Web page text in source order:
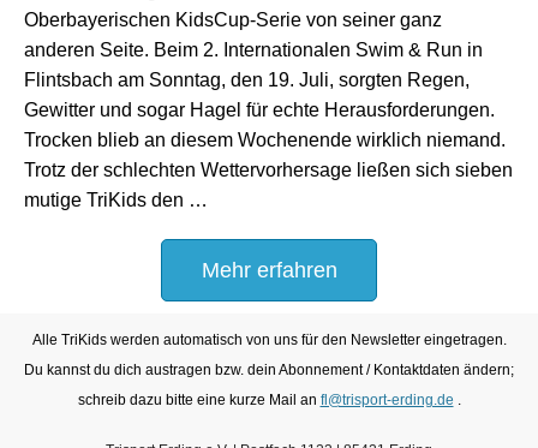
Oberbayerischen KidsCup-Serie von seiner ganz
anderen Seite. Beim 2. Internationalen Swim & Run in
Flintsbach am Sonntag, den 19. Juli, sorgten Regen,
Gewitter und sogar Hagel für echte Herausforderungen.
Trocken blieb an diesem Wochenende wirklich niemand.
Trotz der schlechten Wettervorhersage ließen sich sieben
mutige TriKids den …
Mehr erfahren
Alle TriKids werden automatisch von uns für den Newsletter eingetragen.
Du kannst du dich austragen bzw. dein Abonnement / Kontaktdaten ändern;
schreib dazu bitte eine kurze Mail an fl@trisport-erding.de .